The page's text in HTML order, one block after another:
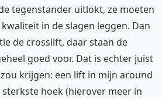
tegenstander uitlokt, ze moeten
in de slagen leggen. Dan
de crosslift, daar staan de
goed voor. Dat is echter juist
krijgen: een lift in mijn around
sterkste hoek (hierover meer in